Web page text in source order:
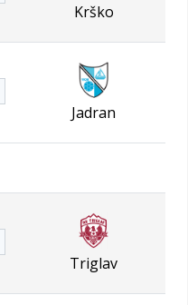
Krško
Jadran
Triglav